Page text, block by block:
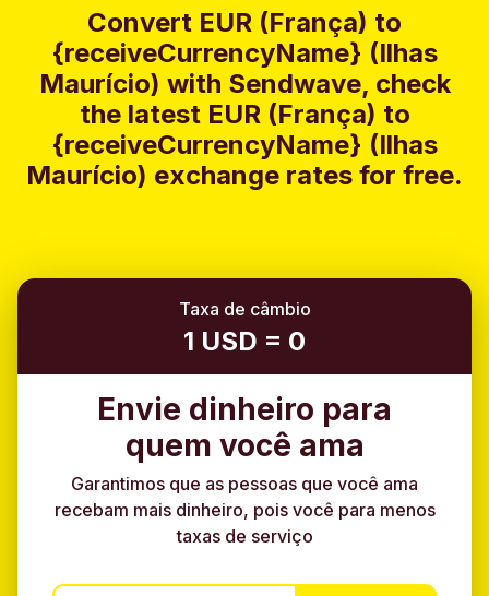
Convert EUR (França) to
{receiveCurrencyName} (Ilhas
Maurício) with Sendwave, check
the latest EUR (França) to
{receiveCurrencyName} (Ilhas
Maurício) exchange rates for free.
Taxa de câmbio
1 USD = 0
Envie dinheiro para
quem você ama
Garantimos que as pessoas que você ama
recebam mais dinheiro, pois você para menos
taxas de serviço